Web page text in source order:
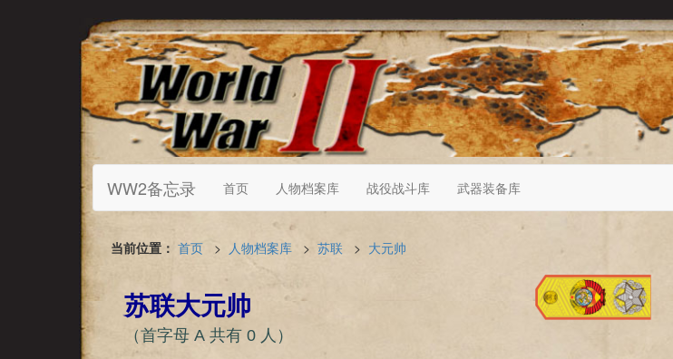
WW2备忘录 首页 人物档案库 战役战斗库 武器装备库
当前位置： 首页 > 人物档案库 > 苏联 > 大元帅
苏联大元帅
（首字母 А 共有 0 人）